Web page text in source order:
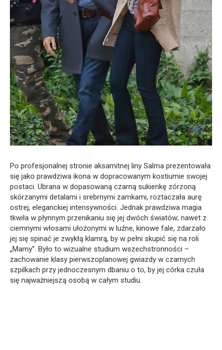
Po profesjonalnej stronie aksamitnej liny Salma prezentowała
się jako prawdziwa ikona w dopracowanym kostiumie swojej
postaci. Ubrana w dopasowaną czarną sukienkę zórzoną
skórzanymi detalami i srebrnymi zamkami, roztaczała aurę
ostrej, eleganckiej intensywności. Jednak prawdziwa magia
tkwiła w płynnym przenikaniu się jej dwóch światów; nawet z
ciemnymi włosami ułożonymi w luźne, kinowe fale, zdarzało
jej się spinać je zwykłą klamrą, by w pełni skupić się na roli
„Mamy”. Było to wizualne studium wszechstronności –
zachowanie klasy pierwszoplanowej gwiazdy w czarnych
szpilkach przy jednoczesnym dbaniu o to, by jej córka czuła
się najważniejszą osobą w całym studiu.